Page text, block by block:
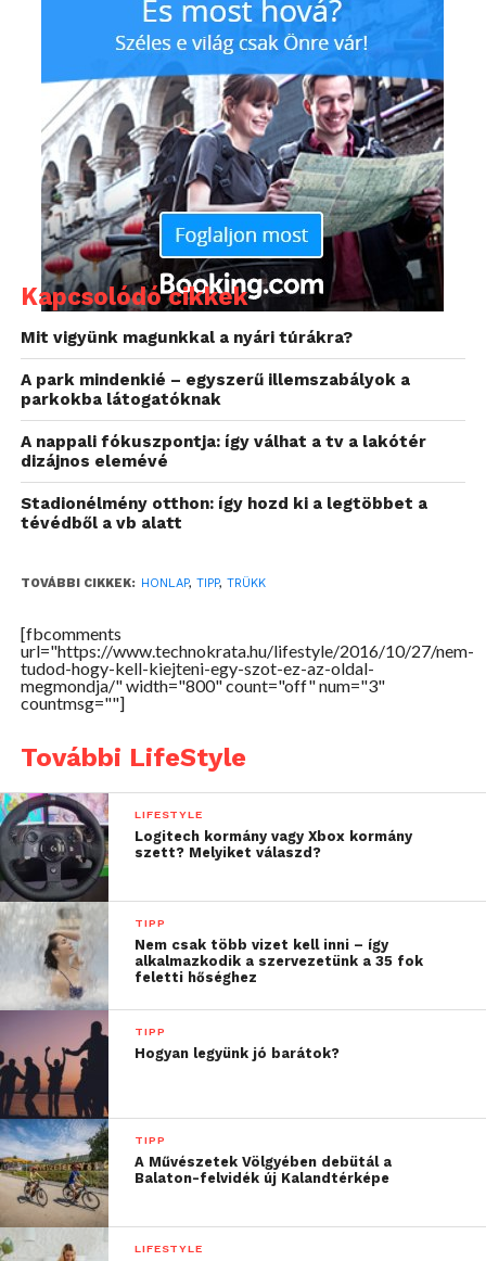
előtt is fontos lehet, épp ezért különösen jó, hogy
340 nyelv szavainak kiejtését hallgathatjuk meg.
Snapguide
Amennyiben jól beszélsz angolul és szeretsz új
trükköket tanulni, akkor a Snapguide-ot neked
találták ki. A nagyszerű, “csináld magad” ötleteket
tartalmazó oldalon a kertápolástól kezdve az otthoni
trükkökön át az okostelefonod javításáig számtalan
trükköt találsz.
Wayback Machine
Bár már hosszú ideje létezik, még mindig nem
található keresősávba beírhatod az általad
meglátogatni kívánt honlap elérhetőségét, majd a
rendszer azonnal megmutatja, hogy a múltban
mikor készültek a weboldalról mentések. Ez
elérhető egy adott honlap, de te mindenképpen
szeretnél megtudni onnan valamit.
Just Delete Me
Regisztráltál egy oldalra, de nem tudod, hogyan
törölheted magad onnan? Akkor a Just Delete Me-t
érdemes meglátogatnod, hiszen itt több tucat,
ismert honlap törlési oldalára mutató hivatkozás
szerepel. Emellett a részletek opcióra kattintva azt is
megtudhatjuk, hogy pontosan mit kell tennünk a
fiókunk törléséhez, így biztosan nem akadunk el.
Kapcsolódó cikkek
Mit vigyünk magunkkal a nyári túrákra?
A park mindenkié – egyszerű illemszabályok a
parkokba látogatóknak
A nappali fókuszpontja: így válhat a tv a lakótér
dizájnos elemévé
Stadionélmény otthon: így hozd ki a legtöbbet a
tévédből a vb alatt
TOVÁBBI CIKKEK: HONLAP, TIPP, TRÜKK
[fbcomments
url="https://www.technokrata.hu/lifestyle/2016/10/27/nem-
tudod-hogy-kell-kiejteni-egy-szot-ez-az-oldal-
megmondja/" width="800" count="off" num="3"
countmsg=""]
További LifeStyle
LIFESTYLE
Logitech kormány vagy Xbox kormány
szett? Melyiket válaszd?
TIPP
Nem csak több vizet kell inni – így
alkalmazkodik a szervezetünk a 35 fok
feletti hőséghez
TIPP
Hogyan legyünk jó barátok?
TIPP
A Művészetek Völgyében debütál a
Balaton-felvidék új Kalandtérképe
LIFESTYLE